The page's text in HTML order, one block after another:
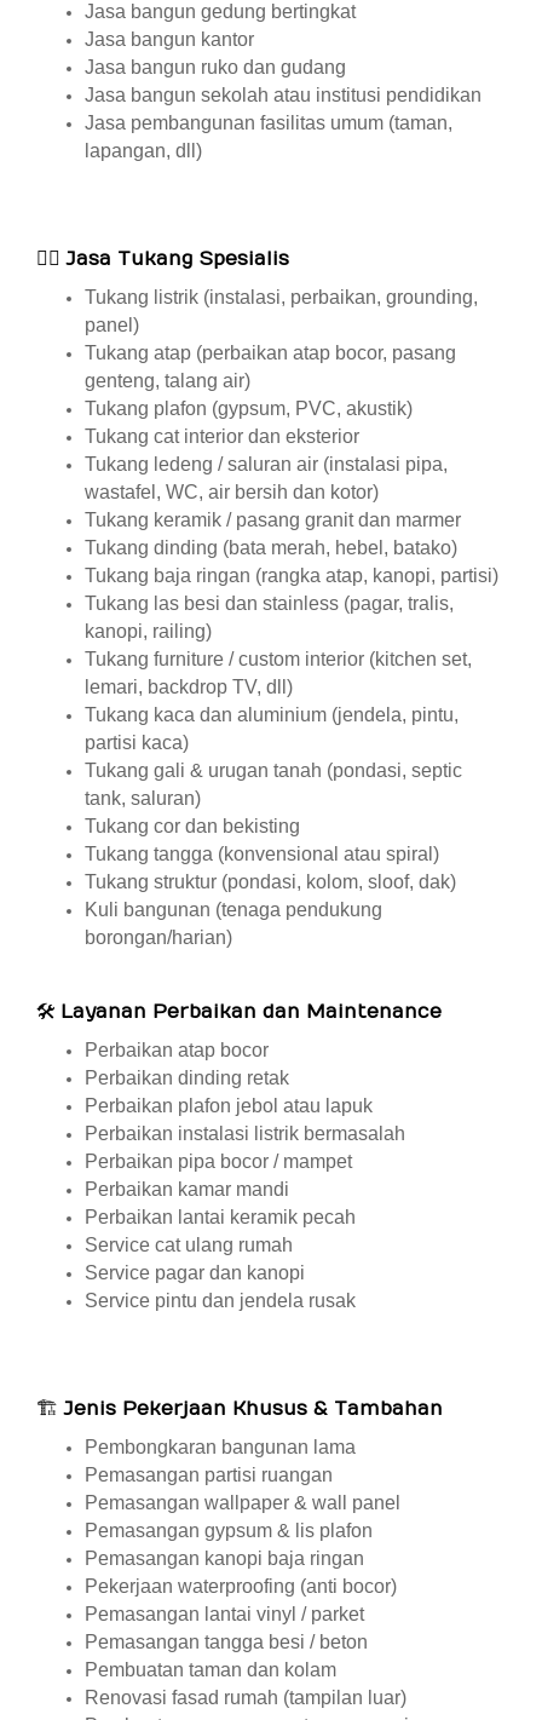
Jasa bangun gedung bertingkat
Jasa bangun kantor
Jasa bangun ruko dan gudang
Jasa bangun sekolah atau institusi pendidikan
Jasa pembangunan fasilitas umum (taman,
lapangan, dll)
👷‍♂️ Jasa Tukang Spesialis
Tukang listrik (instalasi, perbaikan, grounding,
panel)
Tukang atap (perbaikan atap bocor, pasang
genteng, talang air)
Tukang plafon (gypsum, PVC, akustik)
Tukang cat interior dan eksterior
Tukang ledeng / saluran air (instalasi pipa,
wastafel, WC, air bersih dan kotor)
Tukang keramik / pasang granit dan marmer
Tukang dinding (bata merah, hebel, batako)
Tukang baja ringan (rangka atap, kanopi, partisi)
Tukang las besi dan stainless (pagar, tralis,
kanopi, railing)
Tukang furniture / custom interior (kitchen set,
lemari, backdrop TV, dll)
Tukang kaca dan aluminium (jendela, pintu,
partisi kaca)
Tukang gali & urugan tanah (pondasi, septic
tank, saluran)
Tukang cor dan bekisting
Tukang tangga (konvensional atau spiral)
Tukang struktur (pondasi, kolom, sloof, dak)
Kuli bangunan (tenaga pendukung
borongan/harian)
🛠 Layanan Perbaikan dan Maintenance
Perbaikan atap bocor
Perbaikan dinding retak
Perbaikan plafon jebol atau lapuk
Perbaikan instalasi listrik bermasalah
Perbaikan pipa bocor / mampet
Perbaikan kamar mandi
Perbaikan lantai keramik pecah
Service cat ulang rumah
Service pagar dan kanopi
Service pintu dan jendela rusak
🏗 Jenis Pekerjaan Khusus & Tambahan
Pembongkaran bangunan lama
Pemasangan partisi ruangan
Pemasangan wallpaper & wall panel
Pemasangan gypsum & lis plafon
Pemasangan kanopi baja ringan
Pekerjaan waterproofing (anti bocor)
Pemasangan lantai vinyl / parket
Pemasangan tangga besi / beton
Pembuatan taman dan kolam
Renovasi fasad rumah (tampilan luar)